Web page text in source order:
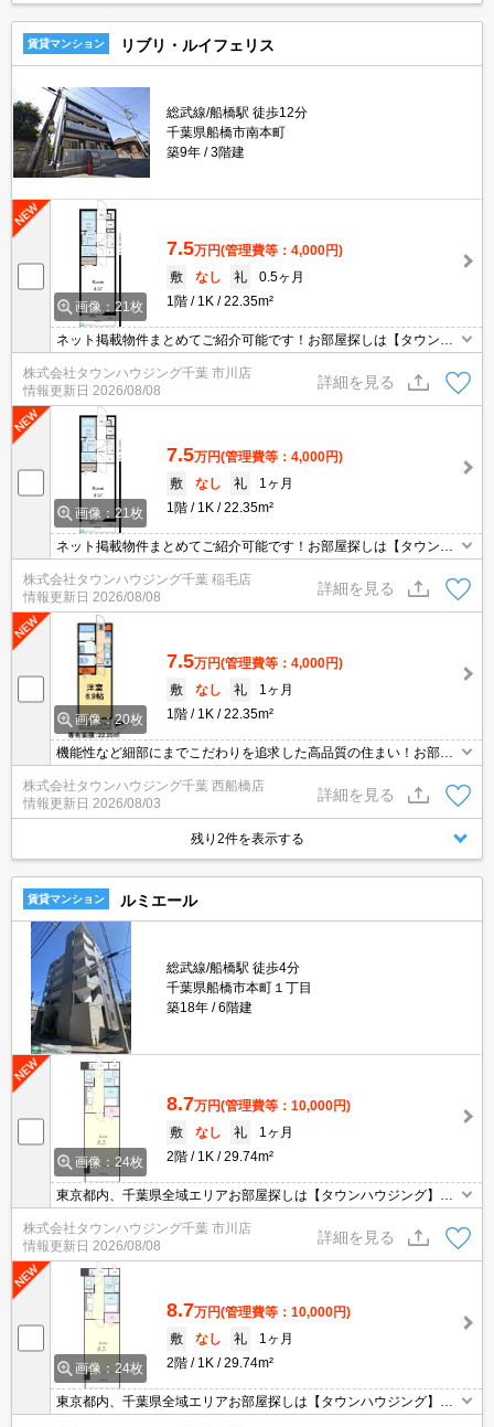
賃貸マンション リブリ・ルイフェリス
総武線/船橋駅 徒歩12分
千葉県船橋市南本町
築9年
3階建
画像：21枚
7.5万円(管理費等：4,000円)
敷
なし 礼
0.5ヶ月
1階
1K 22.35m²
ネット掲載物件まとめてご紹介可能です！お部屋探しは【タウンハ
ウジング】にお任せください！※オンライン内見・現地待ち合わせ
は事前にご相談ください。
株式会社タウンハウジング千葉 市川店
情報更新日 2026/08/08
詳細を見る
画像：21枚
7.5万円(管理費等：4,000円)
敷
なし 礼
1ヶ月
1階
1K 22.35m²
ネット掲載物件まとめてご紹介可能です！お部屋探しは【タウンハ
ウジング】にお任せください！※オンライン内見・現地待ち合わせ
は事前にご相談ください。
株式会社タウンハウジング千葉 稲毛店
情報更新日 2026/08/08
詳細を見る
画像：20枚
7.5万円(管理費等：4,000円)
敷
なし 礼
1ヶ月
1階
1K 22.35m²
機能性など細部にまでこだわりを追求した高品質の住まい！お部屋
探しはタウンハウジングへ！
株式会社タウンハウジング千葉 西船橋店
情報更新日 2026/08/03
詳細を見る
残り2件を表示する
賃貸マンション ルミエール
総武線/船橋駅 徒歩4分
千葉県船橋市本町１丁目
築18年
6階建
画像：24枚
8.7万円(管理費等：10,000円)
敷
なし 礼
1ヶ月
2階
1K 29.74m²
東京都内、千葉県全域エリアお部屋探しは【タウンハウジング】に
お任せください！オンラインでご相談・ご見学・ご契約お手続きも
ご対応可能です。
株式会社タウンハウジング千葉 市川店
情報更新日 2026/08/08
詳細を見る
画像：24枚
8.7万円(管理費等：10,000円)
敷
なし 礼
1ヶ月
2階
1K 29.74m²
東京都内、千葉県全域エリアお部屋探しは【タウンハウジング】に
お任せください！オンラインでご相談・ご見学・ご契約お手続きも